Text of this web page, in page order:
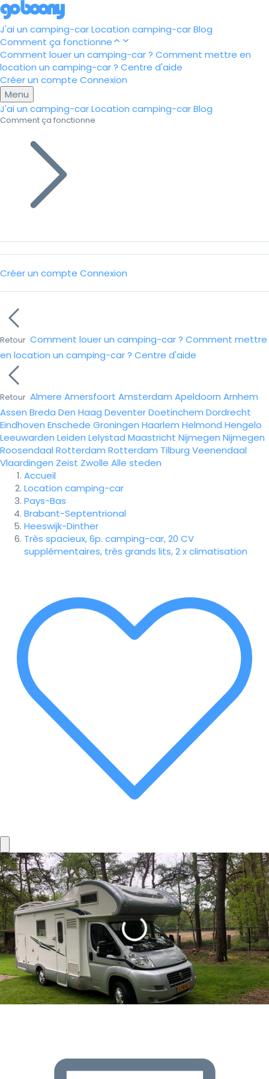
J'ai un camping-carLocation camping-carBlog
Comment ça fonctionne
Comment louer un camping-car ? Comment mettre en
location un camping-car ? Centre d'aide
Créer un compte Connexion
Menu
J'ai un camping-carLocation camping-carBlog
Comment ça fonctionne
Créer un compte Connexion
Retour Comment louer un camping-car ? Comment mettre
en location un camping-car ? Centre d'aide
Retour Almere Amersfoort Amsterdam Apeldoorn Arnhem
Assen Breda Den Haag DeventerDoetinchem Dordrecht
Eindhoven Enschede Groningen Haarlem Helmond Hengelo
Leeuwarden Leiden Lelystad Maastricht Nijmegen Nijmegen
Roosendaal Rotterdam Rotterdam Tilburg Veenendaal
Vlaardingen Zeist Zwolle Alle steden
Accueil
Location camping-car
Pays-Bas
Brabant-Septentrional
Heeswijk-Dinther
Très spacieux, 6p. camping-car, 20 CV
supplémentaires, très grands lits, 2 x climatisation